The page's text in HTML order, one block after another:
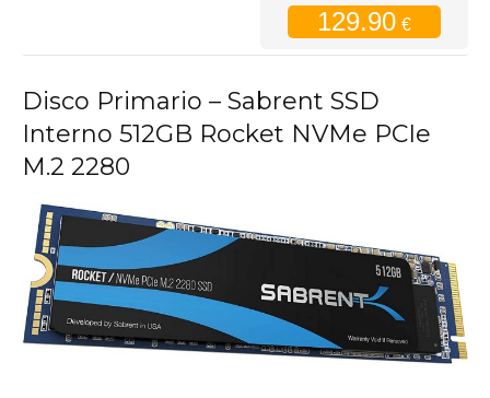
129.90 €
Disco Primario – Sabrent SSD
Interno 512GB Rocket NVMe PCIe
M.2 2280